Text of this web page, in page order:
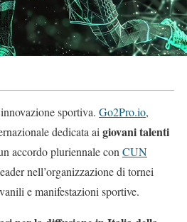
sportiva. Go2Pro.io,
dedicata aigiovani talenti
accordo pluriennale conCUN
nell’organizzazione di tornei
e manifestazioni sportive.